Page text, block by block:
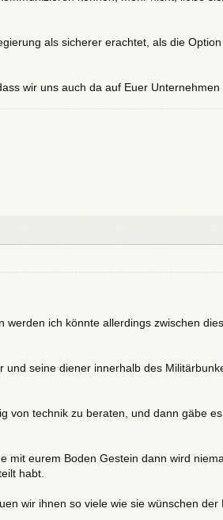
als sicherer erachtet, als die
wir uns auch da auf Euer
ich könnte allerdings zwischen
seine diener innerhalb des
von technik zu beraten, und dann gäbe
mit eurem Boden Gestein dann wird
habt.
wir ihnen so viele wie sie wünschen der